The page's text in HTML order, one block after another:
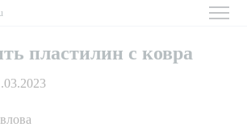
пластилин с ковра